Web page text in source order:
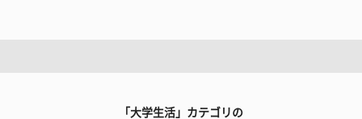
「大学生活」カテゴリの